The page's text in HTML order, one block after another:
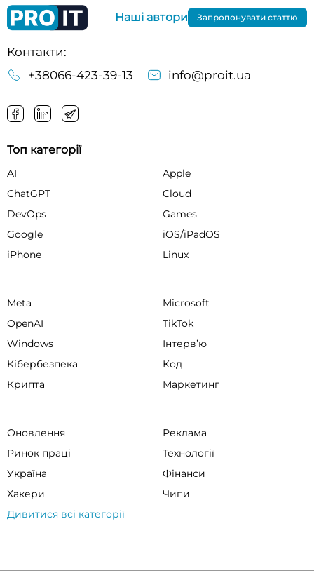
Контакти:
+38066-423-39-13
info@proit.ua
Наші автори Запропонувати статтю
Топ категорії
AI
Apple
ChatGPT
Cloud
DevOps
Games
Google
iOS/iPadOS
iPhone
Linux
Meta
Microsoft
OpenAI
TikTok
Windows
Інтервʼю
Кібербезпека
Код
Крипта
Маркетинг
Оновлення
Реклама
Ринок праці
Технології
Україна
Фінанси
Хакери
Чипи
Дивитися всі категорії